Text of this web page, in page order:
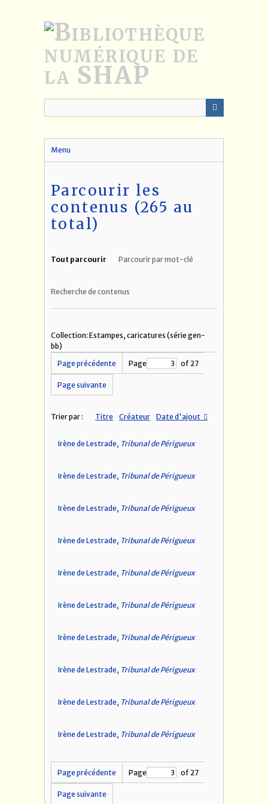
Menu
Parcourir les
contenus (265 au
total)
Tout parcourir Parcourir par mot-clé
Recherche de contenus
Collection: Estampes, caricatures (série gen-
bb)
Page précédente
Page of 27
Page suivante
Trier par : Titre Créateur Date d'ajout
Irène de Lestrade, Tribunal de Périgueux
Irène de Lestrade, Tribunal de Périgueux
Irène de Lestrade, Tribunal de Périgueux
Irène de Lestrade, Tribunal de Périgueux
Irène de Lestrade, Tribunal de Périgueux
Irène de Lestrade, Tribunal de Périgueux
Irène de Lestrade, Tribunal de Périgueux
Irène de Lestrade, Tribunal de Périgueux
Irène de Lestrade, Tribunal de Périgueux
Irène de Lestrade, Tribunal de Périgueux
Page précédente Page of 27
Page suivante